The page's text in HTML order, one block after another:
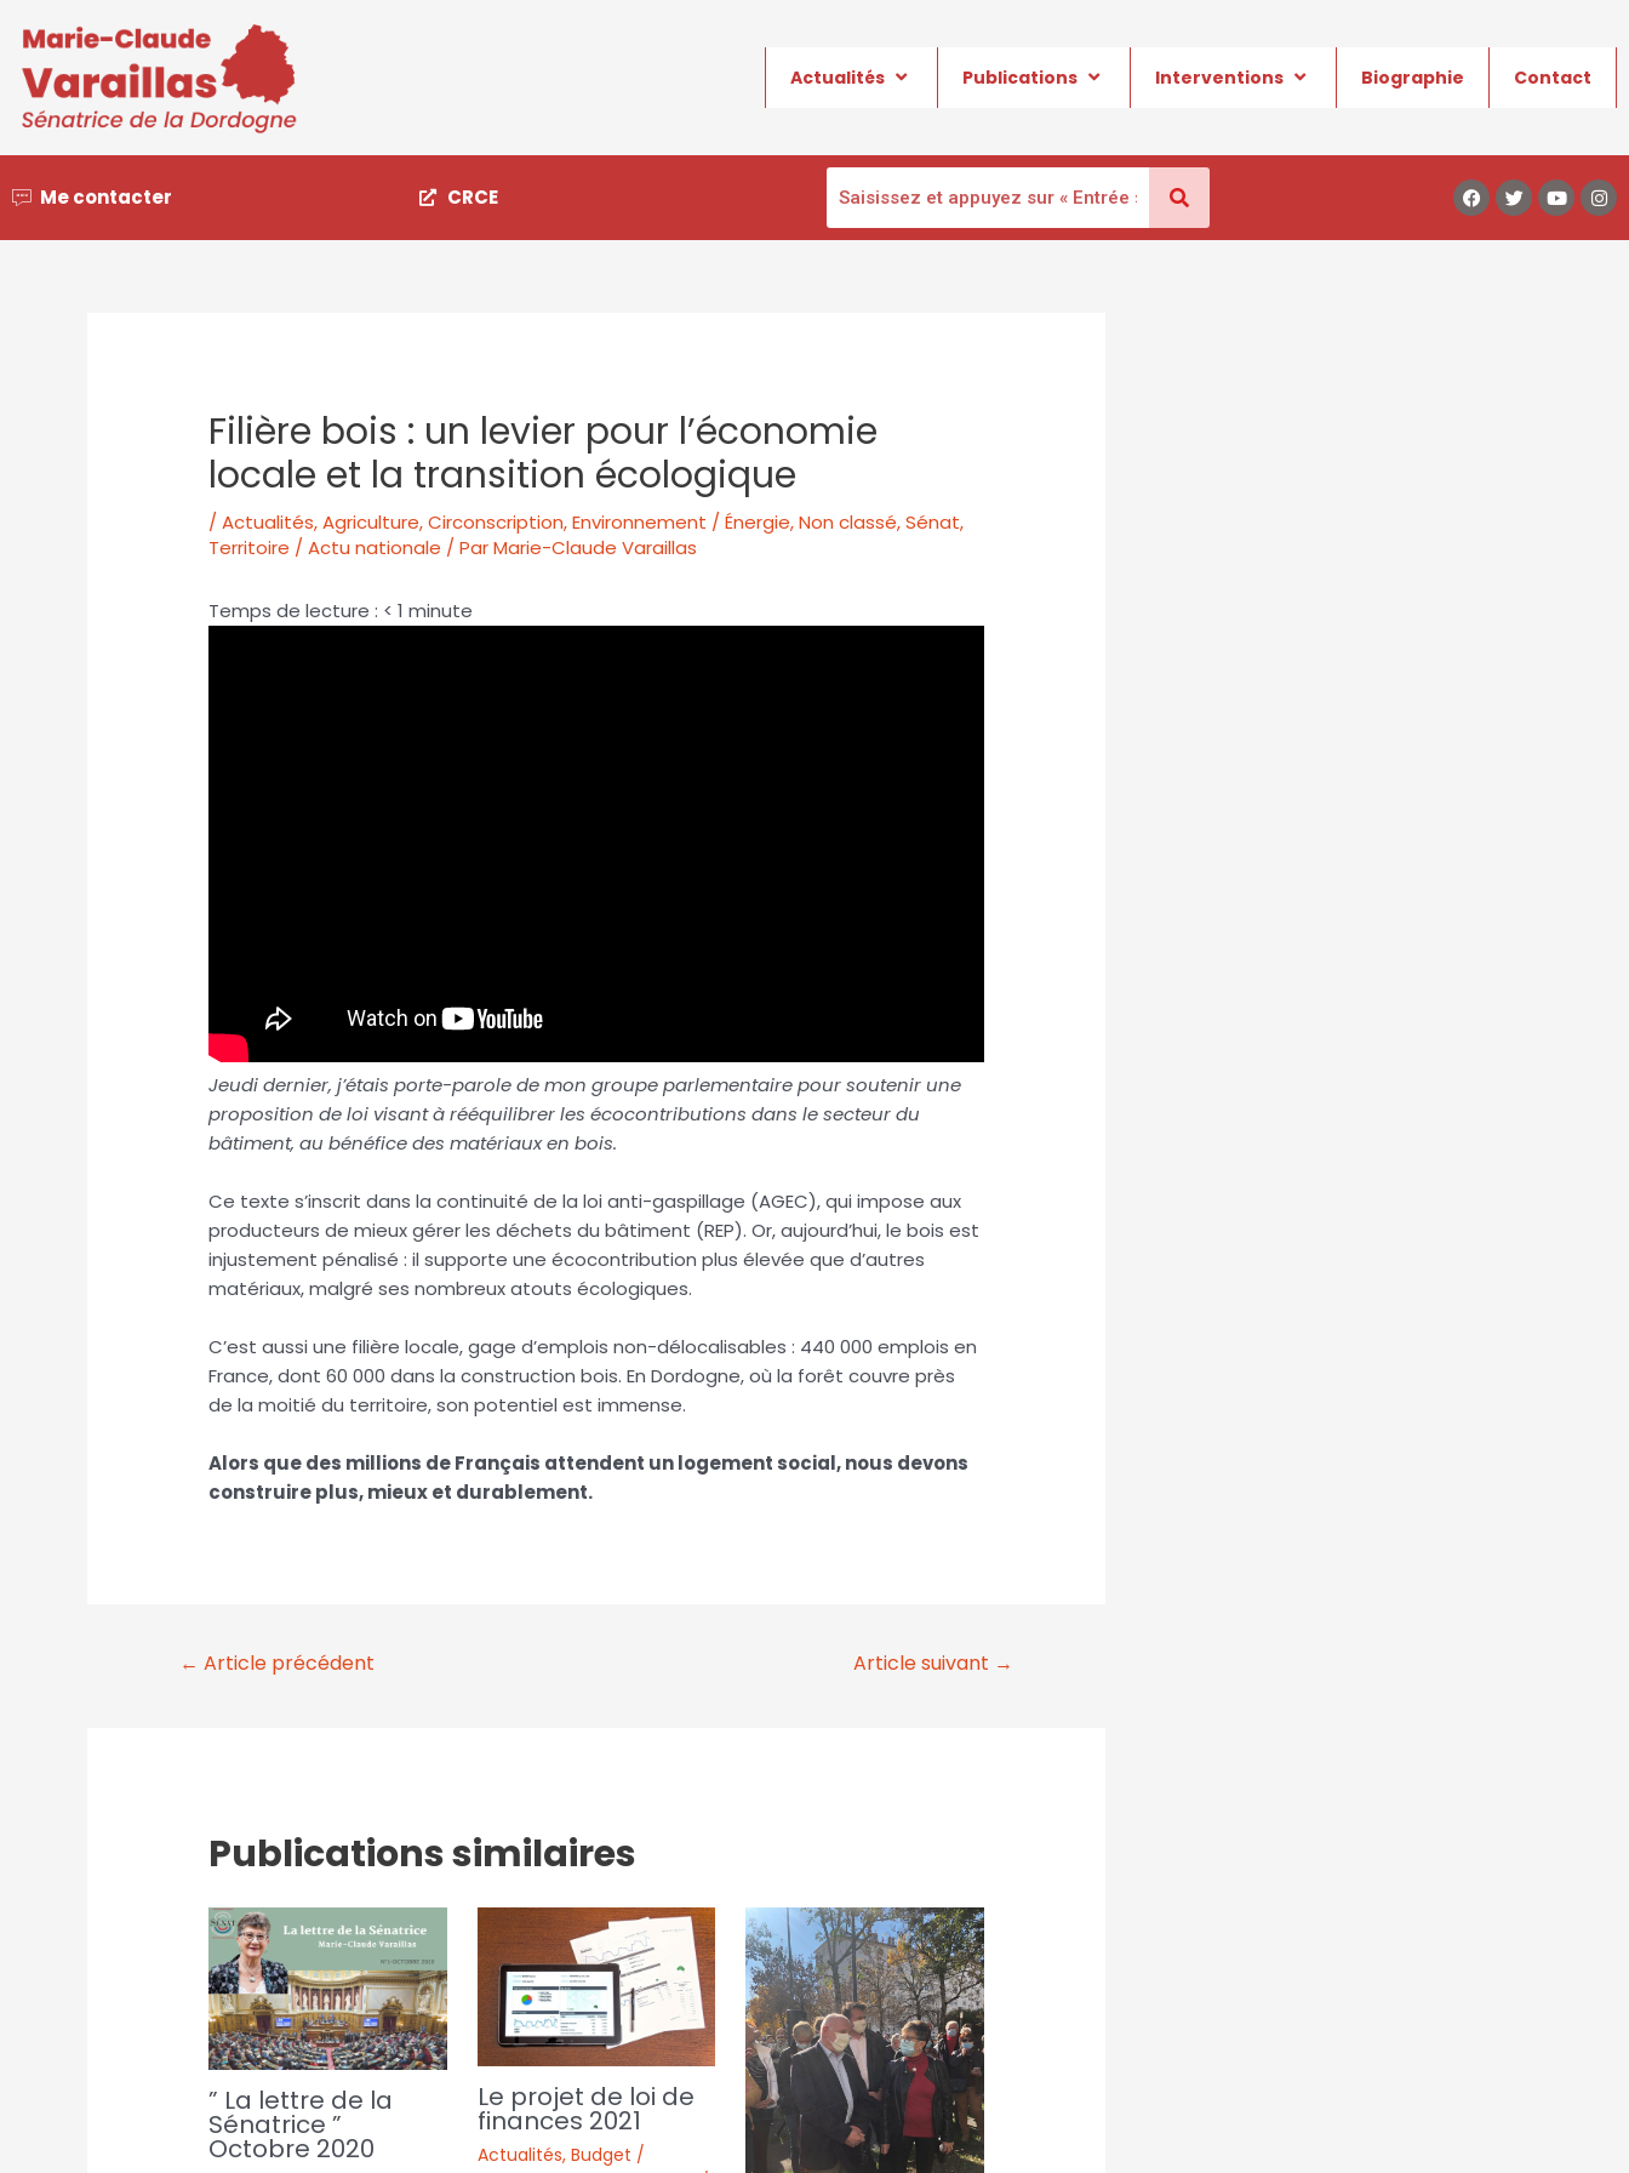
Actualités Publications Interventions Biographie Contact
Me contacter CRCE
Filière bois : un levier pour l’économie
locale et la transition écologique
/Actualités,Agriculture,Circonscription,Environnement / Énergie,Non classé,Sénat,
Territoire / Actu nationale / ParMarie-Claude Varaillas
Temps de lecture : < 1 minute
Jeudi dernier, j’étais porte-parole de mon groupe parlementaire pour soutenir une
proposition de loi visant à rééquilibrer les écocontributions dans le secteur du
bâtiment, au bénéfice des matériaux en bois.
Ce texte s’inscrit dans la continuité de la loi anti-gaspillage (AGEC), qui impose aux
producteurs de mieux gérer les déchets du bâtiment (REP). Or, aujourd’hui, le bois est
injustement pénalisé : il supporte une écocontribution plus élevée que d’autres
matériaux, malgré ses nombreux atouts écologiques.
C’est aussi une filière locale, gage d’emplois non-délocalisables : 440 000 emplois en
France, dont 60 000 dans la construction bois. En Dordogne, où la forêt couvre près
de la moitié du territoire, son potentiel est immense.
Alors que des millions de Français attendent un logement social, nous devons
construire plus, mieux et durablement.
← Article précédent Article suivant →
Publications similaires
” La lettre de la
Sénatrice ”
Octobre 2020
Le projet de loi de
finances 2021
Actualités, Budget /